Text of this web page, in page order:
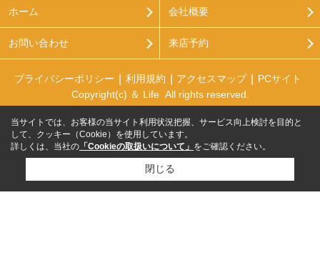
ホーム 会社概要
お問い合わせ 来店予約
プライバシーポリシー 利用規約 アクセスマップ
PCサイト
Copyright(c) ＆ Life All rights reserved.
当サイトでは、お客様の当サイト利用状況把握、サービス向上検討を目的と
して、クッキー（Cookie）を使用しています。
詳しくは、当社の 「Cookieの取扱いについて」 をご確認ください。
閉じる